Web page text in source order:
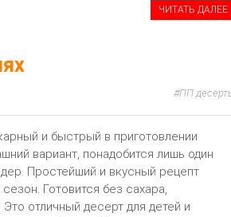
ЧИТАТЬ ДАЛЕЕ
ПП
и быстрый в приготовлении
вариант, понадобится лишь один
Простейший и вкусный рецепт
Готовится без сахара,
отличный десерт для детей и